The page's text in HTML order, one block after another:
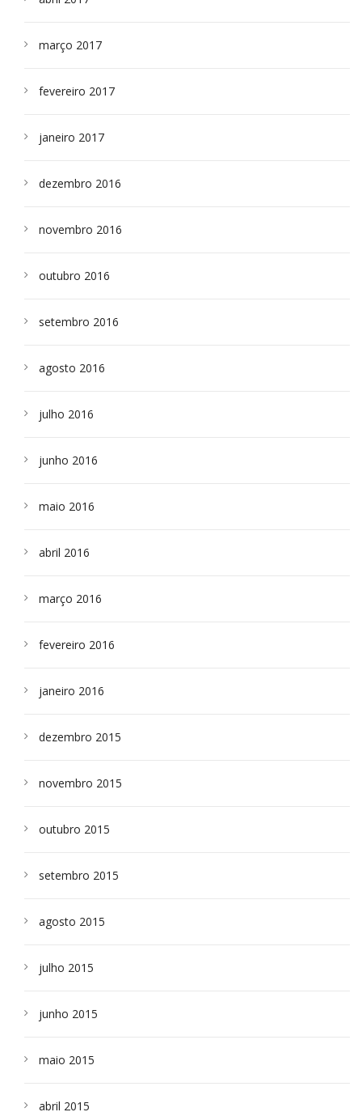
março 2017
fevereiro 2017
janeiro 2017
dezembro 2016
novembro 2016
outubro 2016
setembro 2016
agosto 2016
julho 2016
junho 2016
maio 2016
abril 2016
março 2016
fevereiro 2016
janeiro 2016
dezembro 2015
novembro 2015
outubro 2015
setembro 2015
agosto 2015
julho 2015
junho 2015
maio 2015
abril 2015